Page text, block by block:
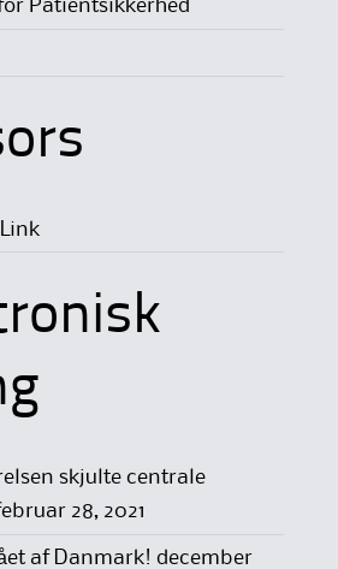
Patientsikkerhed
skjulte centrale
28, 2021
af Danmark! december